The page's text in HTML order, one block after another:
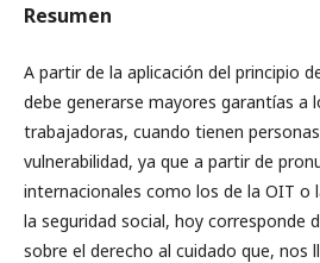
Resumen
A partir de la aplicación del principio
debe generarse mayores garantías a
trabajadoras, cuando tienen
vulnerabilidad, ya que a partir de
internacionales como los de la OIT o
la seguridad social, hoy corresponde
sobre el derecho al cuidado que, nos